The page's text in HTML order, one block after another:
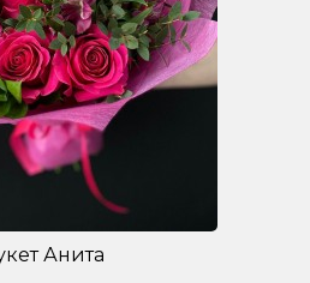
Анита